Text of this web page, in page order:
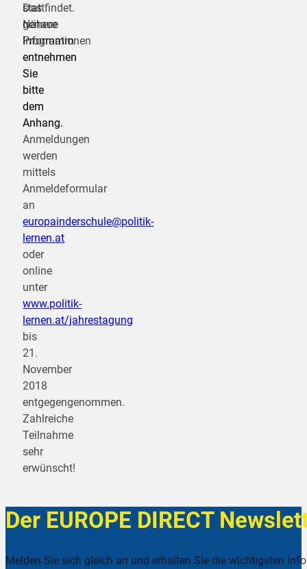
Das
genaue
Programm
entnehmen
Sie
bitte
dem
Anhang.
Anmeldungen
werden
mittels
Anmeldeformular
an
europainderschule@politik-
lernen.at
oder
online
unter
www.politik-
lernen.at/jahrestagung
bis
21.
November
2018
entgegengenommen.
Zahlreiche
Teilnahme
sehr
erwünscht!
stattfindet.
Nähere
Informationen
entnehmen
Sie
bitte
dem
Anhang.
Der EUROPE DIRECT
Melden Sie sich gleich an und erhalten Sie die wichtigsten